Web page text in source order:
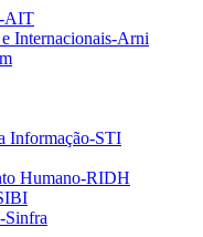
AIT
Internacionais-Arni
Informação-STI
Humano-RIDH
Sinfra